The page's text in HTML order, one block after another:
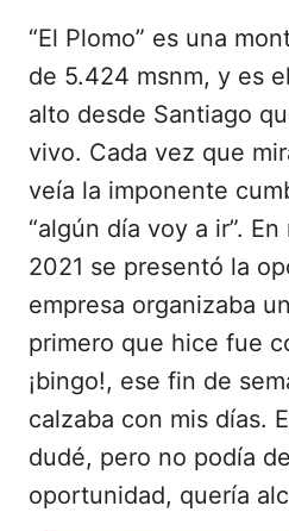
“El Plomo” es una
de 5.424 msnm, y es
alto desde Santiago
vivo. Cada vez que
veía la imponente
“algún día voy a ir”.
2021 se presentó la
empresa organizaba
primero que hice fue
¡bingo!, ese fin de
calzaba con mis días.
dudé, pero no podía
oportunidad, quería